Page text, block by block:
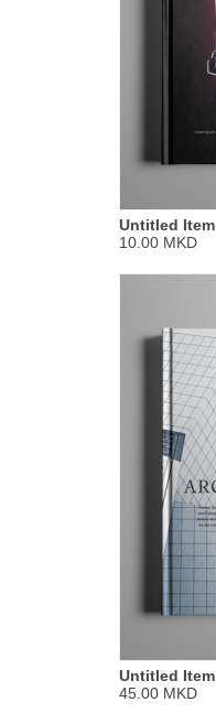
Untitled Item
10.00 MKD
Untitled Item
45.00 MKD